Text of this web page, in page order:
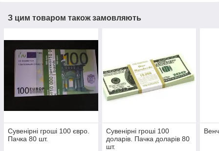
З цим товаром також замовляють
Сувенірні гроші 100 євро.
Пачка 80 шт.
Сувенірні гроші 100
доларів. Пачка доларів 80
шт.